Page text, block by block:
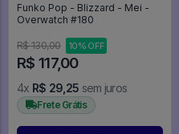
Funko Pop - Blizzard - Mei -
Overwatch #180
R$ 130,00 10% OFF
R$ 117,00
4x R$ 29,25 sem juros
Frete Grátis